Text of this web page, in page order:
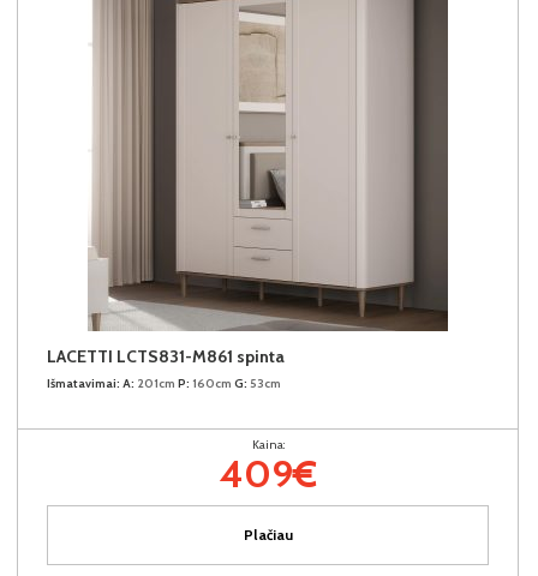
LACETTI LCTS831-M861 spinta
Išmatavimai: A: 201cm P: 160cm G: 53cm
Kaina:
409€
Plačiau